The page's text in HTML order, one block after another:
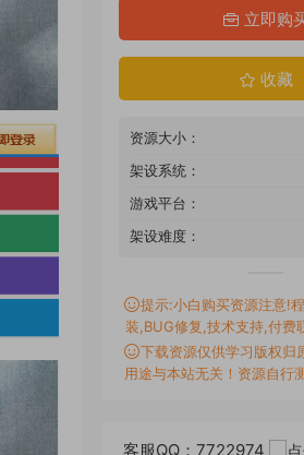
立即购
收藏
资源大小：
架设系统：
游戏平台：
架设难度：
提示:小白购买资源注意!
装,BUG修复,技术支持,付费
下载资源仅供学习版权归
用途与本站无关！资源自行
客服QQ：7722974